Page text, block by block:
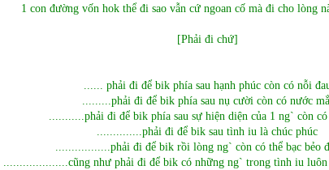
1 con đường vốn hok thể đi sao vẫn cứ ngoan cố mà đi cho lòng
[Phải đi chứ]
...... phải đi để bik phía sau hạnh phúc còn có nỗi
.........phải đi để bik phía sau nụ cười còn có nước
...........phải đi để bik phía sau sự hiện diện của 1 ng` còn
..............phải đi để bik sau tình iu là chúc phúc
.................phải đi để bik rồi lòng ng` còn có thể bạc bẻo
....................cũng như phải đi để bik có những ng` trong tình iu